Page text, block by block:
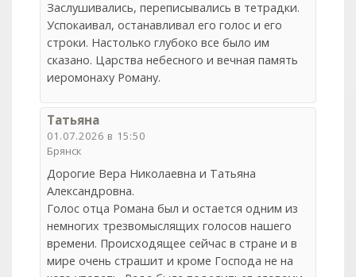
Заслушивались, переписывались в тетрадки.
Успокаивал, останавливал его голос и его
строки. Настолько глубоко все было им
сказано. Царства небесного и вечная память
иеромонаху Роману.
Татьяна
01.07.2026 в 15:50
Брянск
Дорогие Вера Николаевна и Татьяна
Александровна.
Голос отца Романа был и остается одним из
немногих трезвомыслящих голосов нашего
времени. Происходящее сейчас в стране и в
мире очень страшит и кроме Господа не на